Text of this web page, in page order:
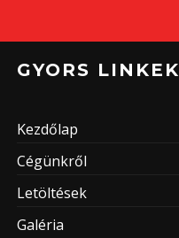
GYORS LINKEK
Kezdőlap
Cégünkről
Letöltések
Galéria